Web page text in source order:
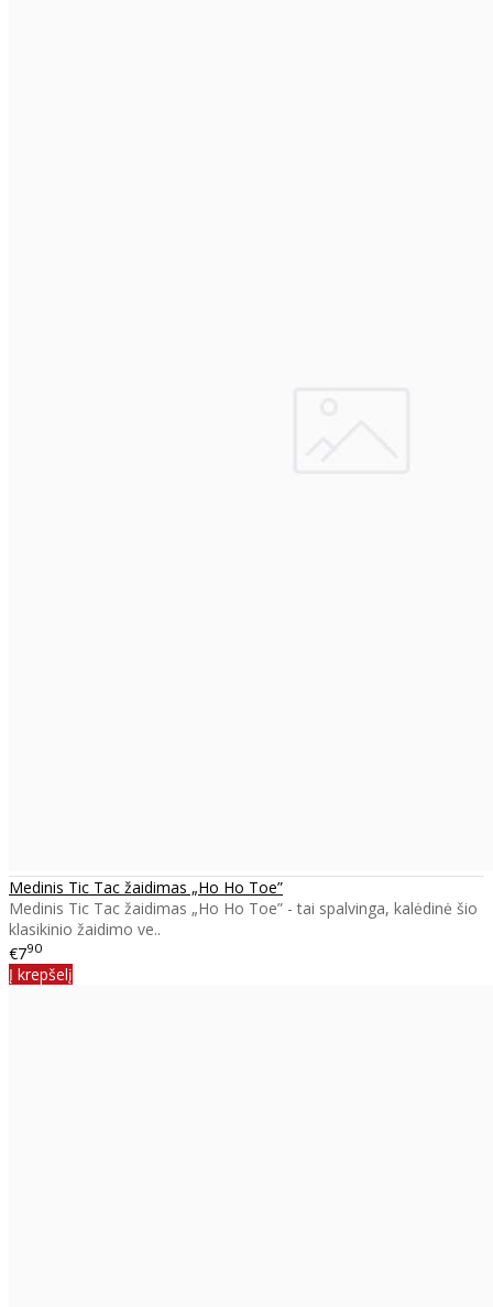
Medinis Tic Tac žaidimas „Ho Ho Toe”
Medinis Tic Tac žaidimas „Ho Ho Toe” - tai spalvinga, kalėdinė šio
klasikinio žaidimo ve..
€790
Į krepšelį